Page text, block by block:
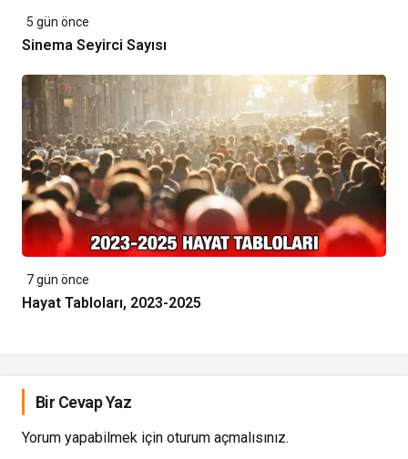
5 gün önce
Sinema Seyirci Sayısı
7 gün önce
Hayat Tabloları, 2023-2025
Bir Cevap Yaz
Yorum yapabilmek için oturum açmalısınız.